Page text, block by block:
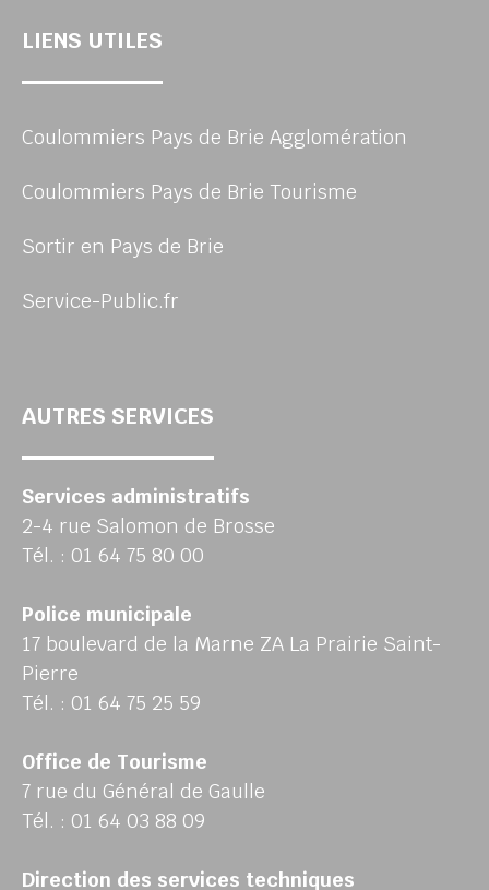
LIENS UTILES
Coulommiers Pays de Brie Agglomération
Coulommiers Pays de Brie Tourisme
Sortir en Pays de Brie
Service-Public.fr
AUTRES SERVICES
Services administratifs
2-4 rue Salomon de Brosse
Tél. : 01 64 75 80 00
Police municipale
17 boulevard de la Marne ZA La Prairie Saint-
Pierre
Tél. : 01 64 75 25 59
Office de Tourisme
7 rue du Général de Gaulle
Tél. : 01 64 03 88 09
Direction des services techniques